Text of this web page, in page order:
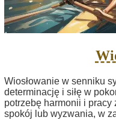
Wiosłowanie w senniku
determinację i siłę w
potrzebę harmonii i pracy
spokój lub wyzwania, w